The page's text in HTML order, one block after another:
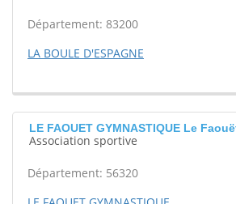
Département: 83200
LA BOULE D'ESPAGNE
LE FAOUET GYMNASTIQUE Le
Association sportive
Département: 56320